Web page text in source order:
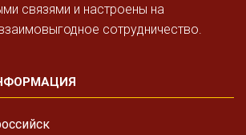
связями и настроены на
сотрудничество.